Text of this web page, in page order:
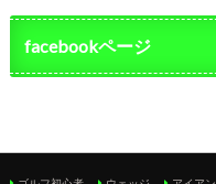
facebookページ